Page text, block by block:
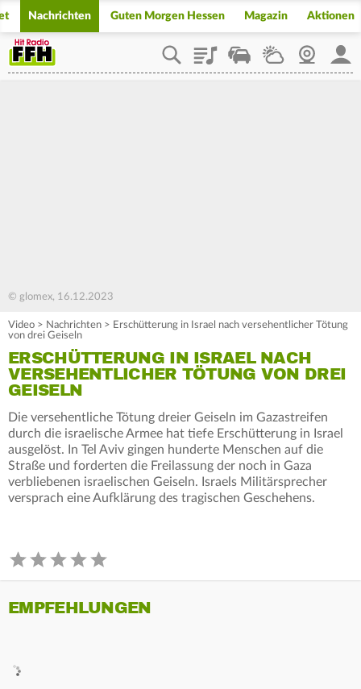
Nachrichten Guten Morgen Hessen Magazin Aktionen
PlaylistStaupilotWetterWebcam
© glomex, 16.12.2023
Video > Nachrichten > Erschütterung in Israel nach versehentlicher Tötung
von drei Geiseln
ERSCHÜTTERUNG IN ISRAEL NACH
VERSEHENTLICHER TÖTUNG VON DREI
GEISELN
Die versehentliche Tötung dreier Geiseln im Gazastreifen
durch die israelische Armee hat tiefe Erschütterung in Israel
ausgelöst. In Tel Aviv gingen hunderte Menschen auf die
Straße und forderten die Freilassung der noch in Gaza
verbliebenen israelischen Geiseln. Israels Militärsprecher
versprach eine Aufklärung des tragischen Geschehens.
EMPFEHLUNGEN